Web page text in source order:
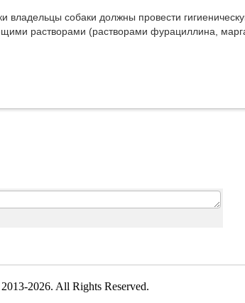
владельцы собаки должны провести
растворами (растворами фурациллина,
2026. All Rights Reserved.